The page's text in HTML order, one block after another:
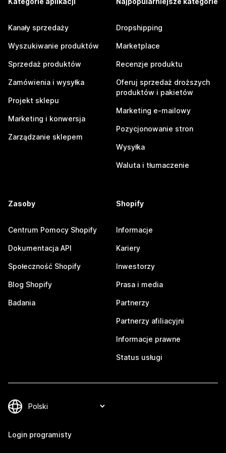
Kanały sprzedaży
Wyszukiwanie produktów
Sprzedaż produktów
Zamówienia i wysyłka
Projekt sklepu
Marketing i konwersja
Zarządzanie sklepem
Dropshipping
Marketplace
Recenzje produktu
Oferuj sprzedaż droższych
produktów i pakietów
Marketing e-mailowy
Pozycjonowanie stron
Wysyłka
Waluta i tłumaczenie
Zasoby
Centrum Pomocy Shopify
Dokumentacja API
Społeczność Shopify
Blog Shopify
Badania
Shopify
Informacje
Kariery
Inwestorzy
Prasa i media
Partnerzy
Partnerzy afiliacyjni
Informacje prawne
Status usługi
Login programisty